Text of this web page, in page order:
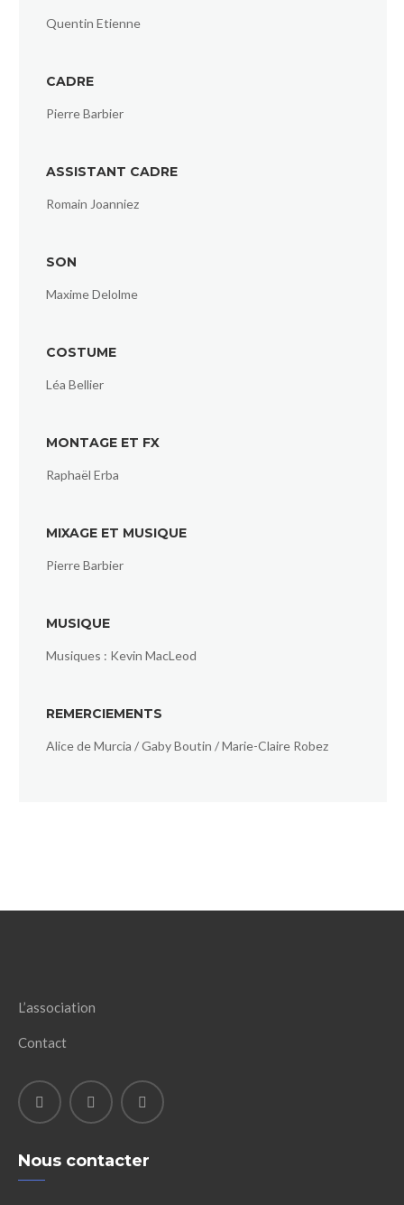
Quentin Etienne
CADRE
Pierre Barbier
ASSISTANT CADRE
Romain Joanniez
SON
Maxime Delolme
COSTUME
Léa Bellier
MONTAGE ET FX
Raphaël Erba
MIXAGE ET MUSIQUE
Pierre Barbier
MUSIQUE
Musiques : Kevin MacLeod
REMERCIEMENTS
Alice de Murcia / Gaby Boutin / Marie-Claire Robez
L’association
Contact
Nous contacter